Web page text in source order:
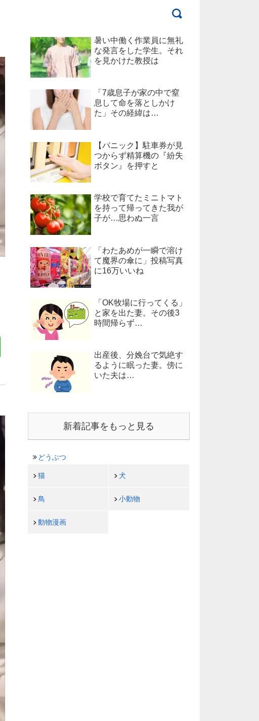
暑い中働く作業員に無礼
な発言をした学生。それ
を見かけた教授は
「7歳息子が家の中で窒
息して命を落としかけ
た」その経緯は…
【パニック】駐車券が見
つからず精算機の『紛失
ボタン』を押すと
学校で育てたミニトマト
を持って帰ってきた我が
子が…思わぬ一言
「わたあめが一瞬で溶け
て魔界の傘に」投稿写真
に16万いいね
「OK牧場に行ってくる」
と家を出た妻。その後3
時間帰らず…
出産後、分娩台で気絶す
るように眠った妻。傍に
いた夫は…
新着記事をもっと見る
どうぶつ
猫 犬
鳥 小動物
動物漫画